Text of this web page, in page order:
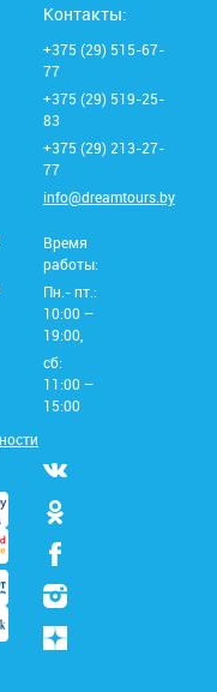
Контакты:
+375 (29) 515-67-
77
+375 (29) 519-25-
83
+375 (29) 213-27-
77
info@dreamtours.by
Время
работы:
Пн.- пт.:
10:00 –
19:00,
сб:
11:00 –
15:00